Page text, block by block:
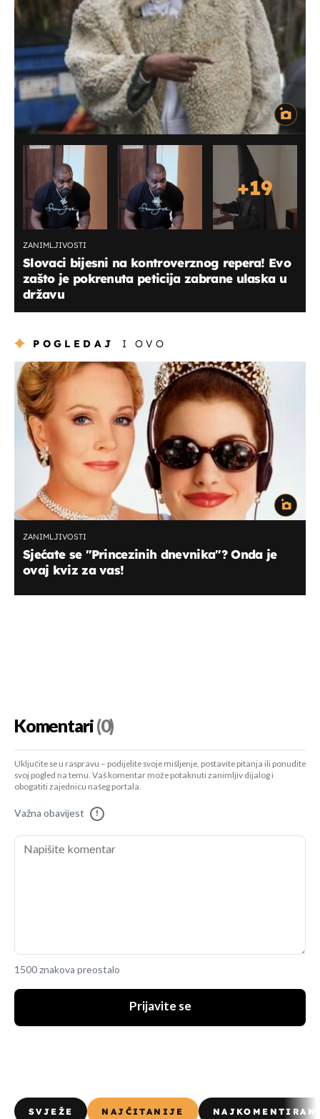
+19
ZANIMLJIVOSTI
Slovaci bijesni na kontroverznog repera! Evo
zašto je pokrenuta peticija zabrane ulaska u
državu
POGLEDAJ I OVO
ZANIMLJIVOSTI
Sjećate se "Princezinih dnevnika"? Onda je
ovaj kviz za vas!
Komentari(0)
Uključite se u raspravu – podijelite svoje mišljenje, postavite pitanja ili ponudite
svoj pogled na temu. Vaš komentar može potaknuti zanimljiv dijalog i
obogatiti zajednicu našeg portala.
Važna obavijest !
1500 znakova preostalo
Prijavite se
SVJEŽE NAJČITANIJE